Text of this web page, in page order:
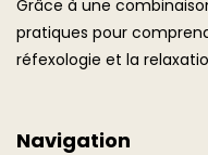
Grâce à une
pratiques pour
réfexologie et la
Navigation